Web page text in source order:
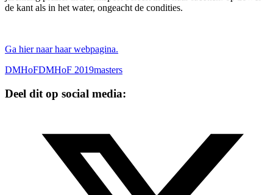
de kant als in het water, ongeacht de condities.
Ga hier naar haar webpagina.
DMHoFDMHoF 2019masters
Deel dit op social media: